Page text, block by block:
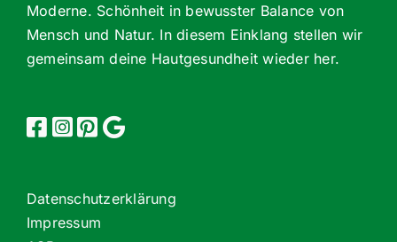
Moderne. Schönheit in bewusster Balance von
Mensch und Natur. In diesem Einklang stellen wir
gemeinsam deine Hautgesundheit wieder her.
Datenschutzerklärung
Impressum